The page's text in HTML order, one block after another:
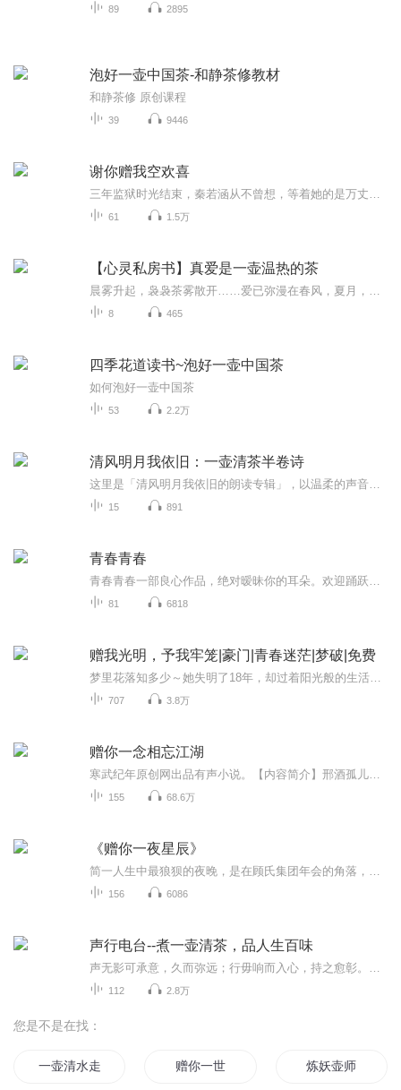
89 2895
泡好一壶中国茶-和静茶修教材
和静茶修 原创课程
39 9446
谢你赠我空欢喜
61 1.5万
【心灵私房书】真爱是一壶温热的茶
8 465
四季花道读书~泡好一壶中国茶
如何泡好一壶中国茶
53 2.2万
清风明月我依旧：一壶清茶半卷诗
15 891
青春青春
81 6818
赠我光明，予我牢笼|豪门|青春迷茫|梦破|免费
707 3.8万
赠你一念相忘江湖
155 68.6万
《赠你一夜星辰》
156 6086
声行电台--煮一壶清茶，品人生百味
112 2.8万
您是不是在找：
一壶清水走天下 赠你一世 炼妖壶师